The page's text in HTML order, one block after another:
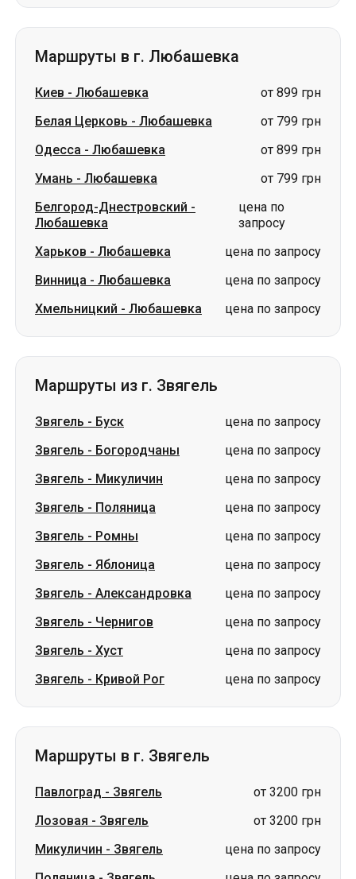
Маршруты в г. Любашевка
Киев - Любашевка
от 899 грн
Белая Церковь - Любашевка
от 799 грн
Одесса - Любашевка
от 899 грн
Умань - Любашевка
от 799 грн
Белгород-Днестровский -
Любашевка
цена по
запросу
Харьков - Любашевка
цена по запросу
Винница - Любашевка
цена по запросу
Хмельницкий - Любашевка цена по запросу
Маршруты из г. Звягель
Звягель - Буск
цена по запросу
Звягель - Богородчаны
цена по запросу
Звягель - Микуличин
цена по запросу
Звягель - Поляница
цена по запросу
Звягель - Ромны
цена по запросу
Звягель - Яблоница
цена по запросу
Звягель - Александровка
цена по запросу
Звягель - Чернигов
цена по запросу
Звягель - Хуст
цена по запросу
Звягель - Кривой Рог цена по запросу
Маршруты в г. Звягель
Павлоград - Звягель
от 3200 грн
Лозовая - Звягель
от 3200 грн
Микуличин - Звягель
цена по запросу